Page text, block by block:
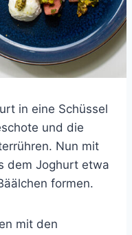
in eine Schüssel
und die
Nun mit
dem Joghurt etwa
formen.
mit den